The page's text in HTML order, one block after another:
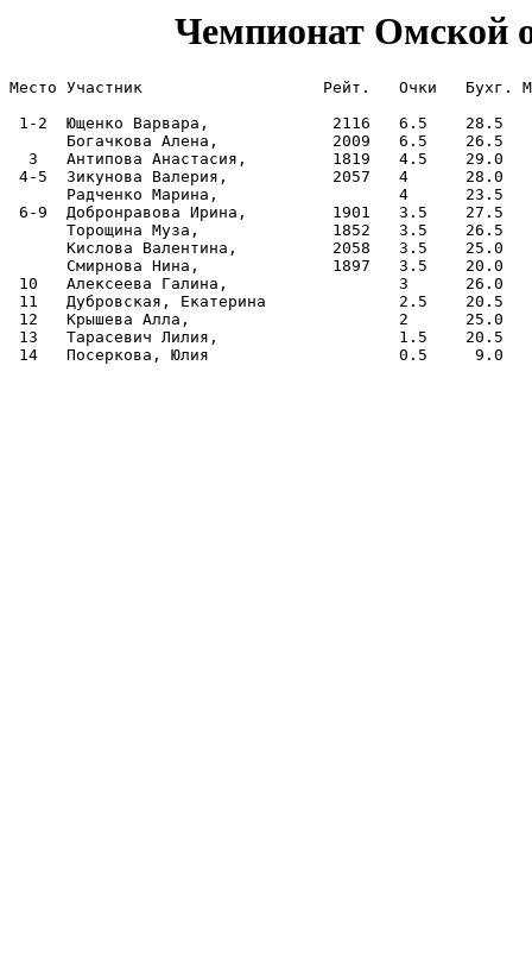
Чемпионат Омской
Место Участник                   Рейт.   Очки   Бухг. M-
1-2  Ющенко Варвара,             2116   6.5    28.5
Богачкова Алена,            2009   6.5    26.5
3   Антипова Анастасия,         1819   4.5    29.0
4-5  Зикунова Валерия,           2057   4      28.0
Радченко Марина,                   4      23.5
6-9  Добронравова Ирина,         1901   3.5    27.5
Торощина Муза,              1852   3.5    26.5
Кислова Валентина,          2058   3.5    25.0
Смирнова Нина,              1897   3.5    20.0
10   Алексеева Галина,                  3      26.0
11   Дубровская, Екатерина              2.5    20.5
12   Крышева Алла,                      2      25.0
13   Тарасевич Лилия,                   1.5    20.5
14   Посеркова, Юлия                    0.5     9.0